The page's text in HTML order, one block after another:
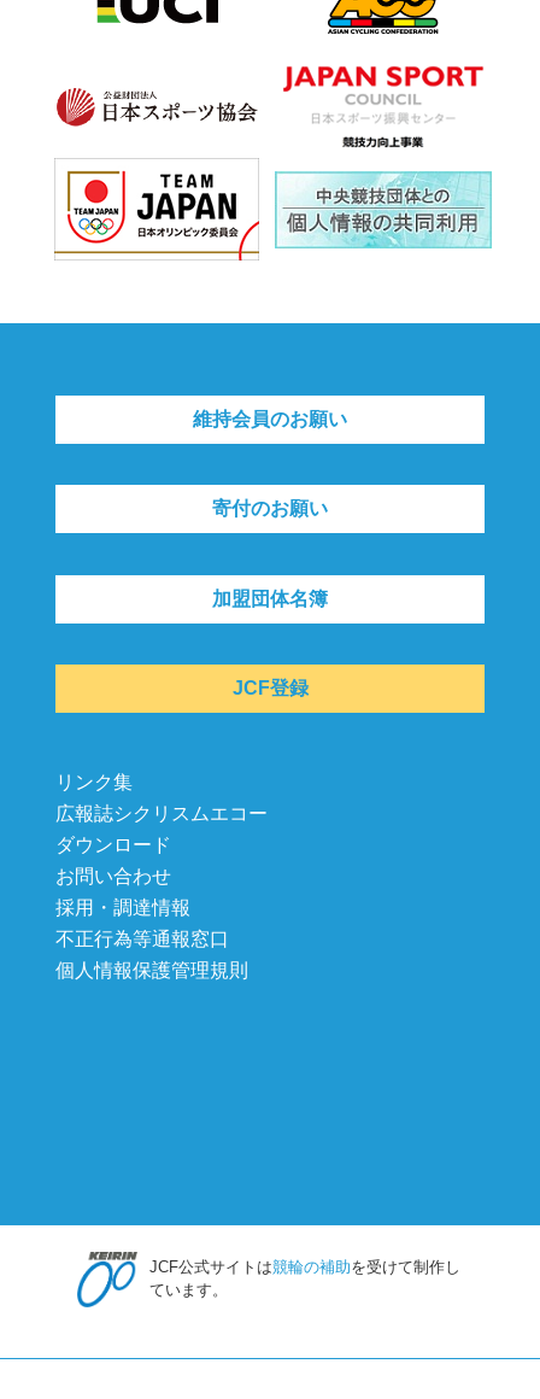
維持会員のお願い
寄付のお願い
加盟団体名簿
JCF登録
リンク集
広報誌シクリスムエコー
ダウンロード
お問い合わせ
採用・調達情報
不正行為等通報窓口
個人情報保護管理規則
JCF公式サイトは競輪の補助を受けて制作し
ています。